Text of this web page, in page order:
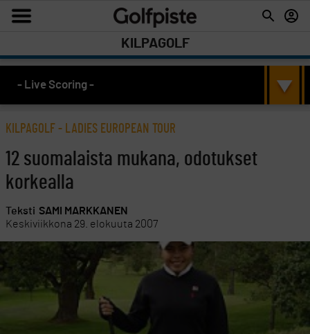
KILPAGOLF
- Live Scoring -
KILPAGOLF - LADIES EUROPEAN TOUR
12 suomalaista mukana, odotukset
korkealla
Teksti SAMI MARKKANEN
Keskiviikkona 29. elokuuta 2007